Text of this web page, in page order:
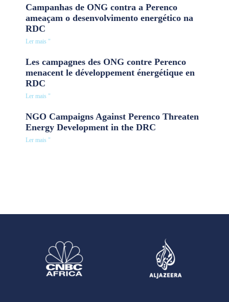
Campanhas de ONG contra a Perenco
ameaçam o desenvolvimento energético na
RDC
Ler mais "
Les campagnes des ONG contre Perenco
menacent le développement énergétique en
RDC
Ler mais "
NGO Campaigns Against Perenco Threaten
Energy Development in the DRC
Ler mais "